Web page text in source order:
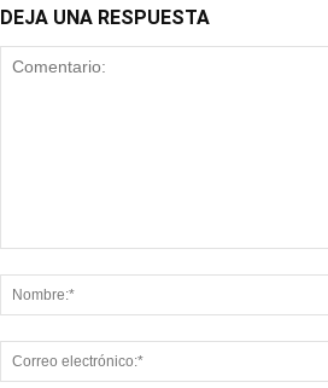
DEJA UNA RESPUESTA